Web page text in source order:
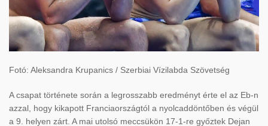
Fotó: Aleksandra Krupanics / Szerbiai Vízilabda Szövetség
A csapat története során a legrosszabb eredményt érte el az Eb-n
azzal, hogy kikapott Franciaországtól a nyolcaddöntőben és végül
a 9. helyen zárt. A mai utolsó meccsükön 17-1-re győztek Dejan